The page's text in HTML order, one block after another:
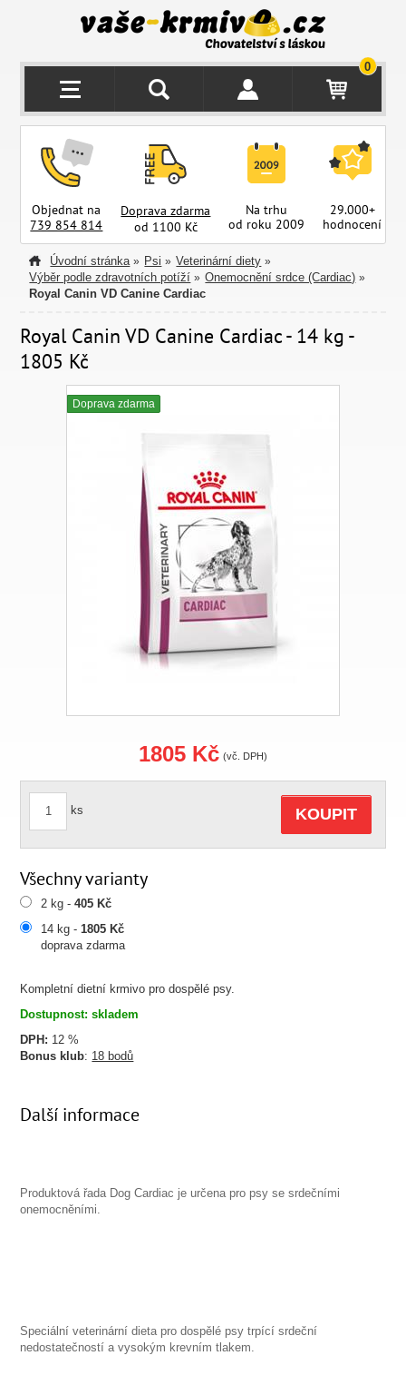
0
Objednat na
739 854 814
Doprava zdarma
od 1100 Kč
Na trhu
od roku 2009
29.000+
hodnocení
Úvodní stránka » Psi » Veterinární diety »
Výběr podle zdravotních potíží » Onemocnění srdce (Cardiac) »
Royal Canin VD Canine Cardiac
Royal Canin VD Canine Cardiac - 14 kg -
1805 Kč
Doprava zdarma
Kompletní dietní krmivo pro dospělé psy.
Dostupnost: skladem
DPH: 12 %
Bonus klub: 18 bodů
1805 Kč (vč. DPH)
ks KOUPIT
Všechny varianty
2 kg -405 Kč
14 kg -1805 Kč
doprava zdarma
Další informace
Produktová řada Dog Cardiac je určena pro psy se srdečními
onemocněními.
Speciální veterinární dieta pro dospělé psy trpící srdeční
nedostatečností a vysokým krevním tlakem.